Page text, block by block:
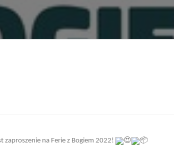
zaproszenie na Ferie z Bogiem 2022!